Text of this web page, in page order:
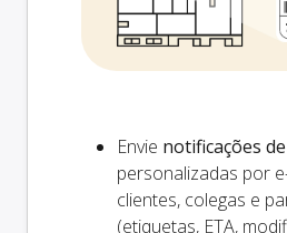
Envie notificações
personalizadas por
clientes, colegas e
(etiquetas, ETA,